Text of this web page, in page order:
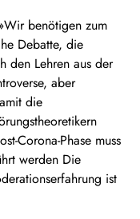
benötigen zum
Debatte, die
den Lehren aus der
aber
die
Corona-Phase muss
werden Die
ist